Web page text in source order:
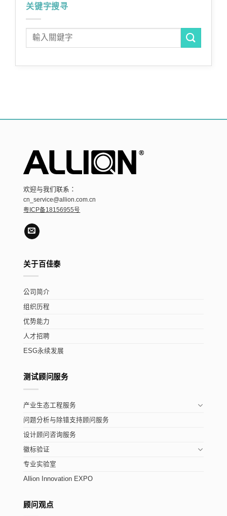
关键字搜寻
欢迎与我们联系：
cn_service@allion.com.cn
粤ICP备18156955号
关于百佳泰
公司简介
组织历程
优势能力
人才招聘
ESG永续发展
测试顾问服务
产业生态工程服务
问题分析与除错支持顾问服务
设计顾问咨询服务
徽标验证
专业实验室
Allion Innovation EXPO
顾问观点